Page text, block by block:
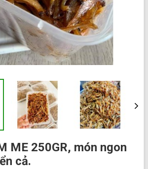
ME 250GR, món ngon
cả.